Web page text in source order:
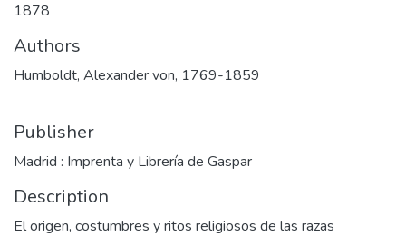
1878
Authors
Humboldt, Alexander von, 1769-1859
Publisher
Madrid : Imprenta y Librería de Gaspar
Description
El origen, costumbres y ritos religiosos de las razas